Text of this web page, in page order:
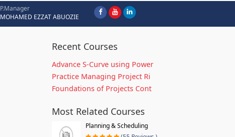
P.Manager
MOHAMED EZZAT ABUOZIE
Recent Courses
Advance S-Curve using Power
Practice Managing Project Ri
Foundations of Projects Cont
Most Related Courses
Planning & Scheduling